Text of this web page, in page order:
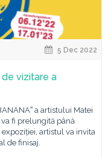
5 Dec 2022
vizitare a
a artistului Matei
va fi prelungită până
artistul va invita
de finisaj.